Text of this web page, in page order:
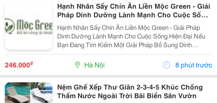
Hạnh Nhân Sấy Chín Ăn Liền Mộc Green - Giải
Pháp Dinh Dưỡng Lành Mạnh Cho Cuộc Sống
Hiện Đại
Hạnh Nhân Sấy Chín Ăn Liền Mộc Green - Giải Pháp
Dinh Dưỡng Lành Mạnh Cho Cuộc Sống Hiện Đại Nếu
Bạn Đang Tìm Kiếm Một Giải Pháp Bổ Sung Dinh
Dưỡng Vừa Thơm Ngon, Vừa Tiện Lợi Để Bắt Đầu
Ngày Mới Hoặc Nạp Năng Lượng Sau Giờ Làm Việc,
Thì Hạnh Nhân...
246.000₫ Hà Nội 8 phút trước
Nệm Ghế Xếp Thư Giãn 2-3-4-5 Khúc Chống
Thấm Nước Ngoài Trời Bãi Biển Sân Vườn